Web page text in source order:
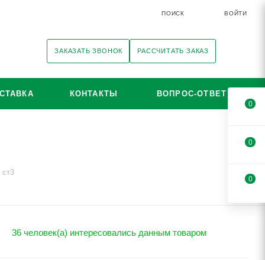
ПОИСК ВОЙТИ
ЗАКАЗАТЬ ЗВОНОК РАССЧИТАТЬ ЗАКАЗ
КОНТАКТЫ ВОПРОС-ОТВЕТ
ст3
36 человек(а) интересовались данным товаром
0
0
0